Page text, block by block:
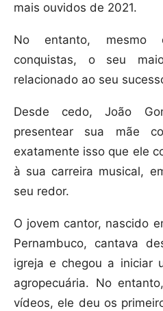
mais ouvidos de 2021.
No entanto, mesmo
conquistas, o seu
relacionado ao seu
Desde cedo, João
presentear sua mãe
exatamente isso que ele
à sua carreira musical,
seu redor.
O jovem cantor, nascido
Pernambuco, cantava
igreja e chegou a iniciar
agropecuária. No
vídeos, ele deu os